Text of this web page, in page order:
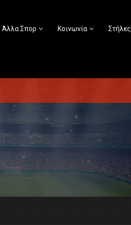
Άλλα Σπορ Κοινωνία Στήλες